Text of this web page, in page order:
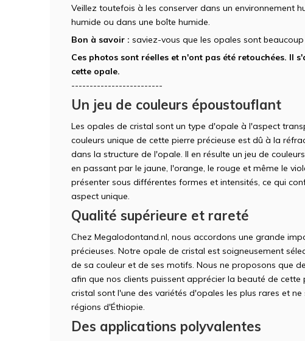
Veillez toutefois à les conserver dans un environnement
humide ou dans une boîte humide.
Bon à savoir : saviez-vous que les opales sont
Ces photos sont réelles et n'ont pas été retouchées. Il
cette opale.
-------------------------
Un jeu de couleurs époustouflant
Les opales de cristal sont un type d'opale à l'aspect
couleurs unique de cette pierre précieuse est dû à la
dans la structure de l'opale. Il en résulte un jeu de
en passant par le jaune, l'orange, le rouge et même le
présenter sous différentes formes et intensités, ce qui
aspect unique.
Qualité supérieure et rareté
Chez Megalodontand.nl, nous accordons une grande
précieuses. Notre opale de cristal est soigneusement
de sa couleur et de ses motifs. Nous ne proposons que
afin que nos clients puissent apprécier la beauté de cette
cristal sont l'une des variétés d'opales les plus rares et
régions d'Éthiopie.
Des applications polyvalentes